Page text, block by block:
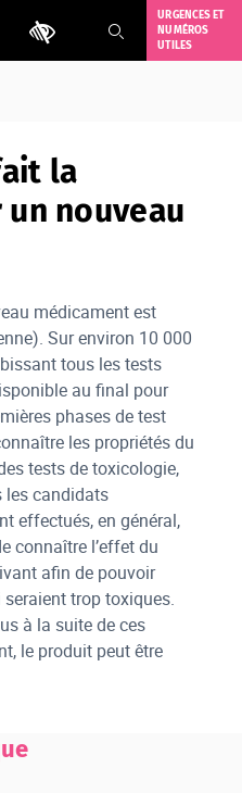
Outils d'accessibilité
URGENCES ET
NUMÉROS
UTILES
la
nouveau
médicament est
Sur environ 10 000
tous les tests
au final pour
phases de test
les propriétés du
tests de toxicologie,
les candidats
effectués, en général,
connaître l’effet du
afin de pouvoir
trop toxiques.
à la suite de ces
le produit peut être